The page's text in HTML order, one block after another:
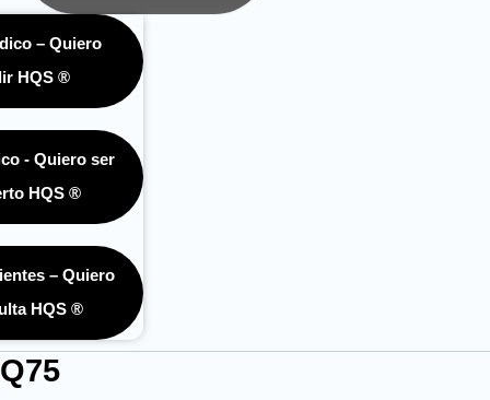
– Quiero
HQS ®
- Quiero ser
HQS ®
– Quiero
HQS ®
Q75